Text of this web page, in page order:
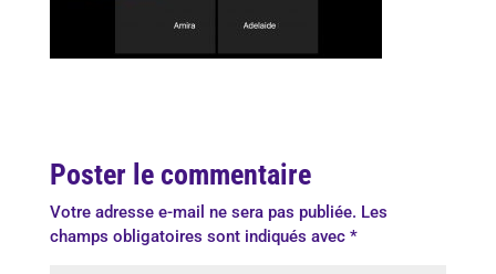
Poster le commentaire
Votre adresse e-mail ne sera pas publiée. Les
champs obligatoires sont indiqués avec *